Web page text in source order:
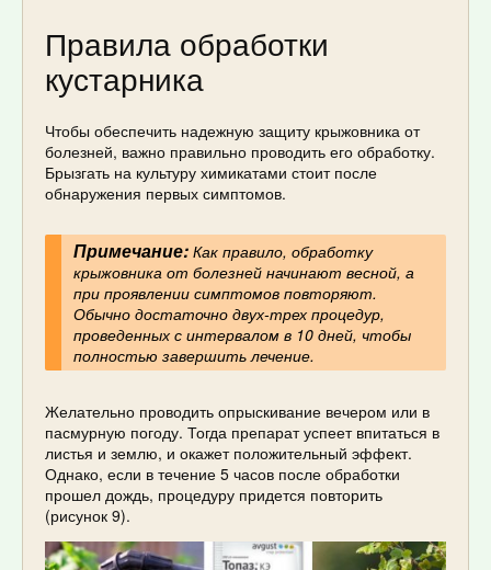
Правила обработки
кустарника
Чтобы обеспечить надежную защиту крыжовника от
болезней, важно правильно проводить его обработку.
Брызгать на культуру химикатами стоит после
обнаружения первых симптомов.
Примечание:Как правило, обработку
крыжовника от болезней начинают весной, а
при проявлении симптомов повторяют.
Обычно достаточно двух-трех процедур,
проведенных с интервалом в 10 дней, чтобы
полностью завершить лечение.
Желательно проводить опрыскивание вечером или в
пасмурную погоду. Тогда препарат успеет впитаться в
листья и землю, и окажет положительный эффект.
Однако, если в течение 5 часов после обработки
прошел дождь, процедуру придется повторить
(рисунок 9).